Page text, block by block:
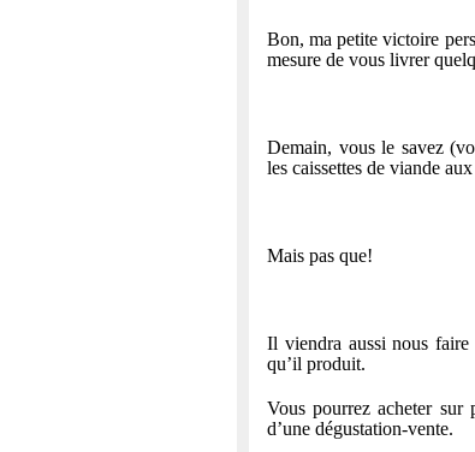
Bon, ma petite victoire
mesure de vous livrer
Demain, vous le savez
les caissettes de viande
Mais pas que!
Il viendra aussi nous
qu’il produit.
Vous pourrez acheter
d’une dégustation-vente.